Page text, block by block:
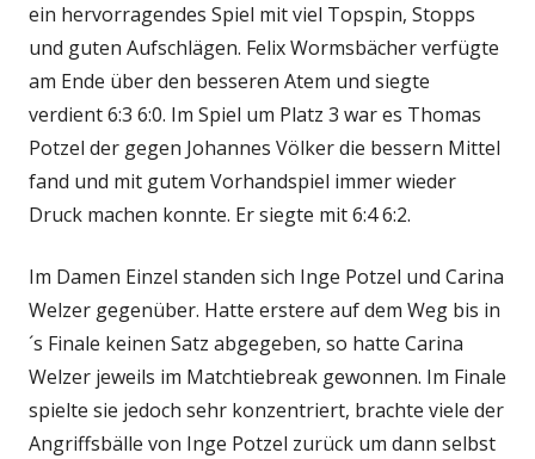
ein hervorragendes Spiel mit viel Topspin, Stopps
und guten Aufschlägen. Felix Wormsbächer verfügte
am Ende über den besseren Atem und siegte
verdient 6:3 6:0. Im Spiel um Platz 3 war es Thomas
Potzel der gegen Johannes Völker die bessern Mittel
fand und mit gutem Vorhandspiel immer wieder
Druck machen konnte. Er siegte mit 6:4 6:2.
Im Damen Einzel standen sich Inge Potzel und Carina
Welzer gegenüber. Hatte erstere auf dem Weg bis in
´s Finale keinen Satz abgegeben, so hatte Carina
Welzer jeweils im Matchtiebreak gewonnen. Im Finale
spielte sie jedoch sehr konzentriert, brachte viele der
Angriffsbälle von Inge Potzel zurück um dann selbst